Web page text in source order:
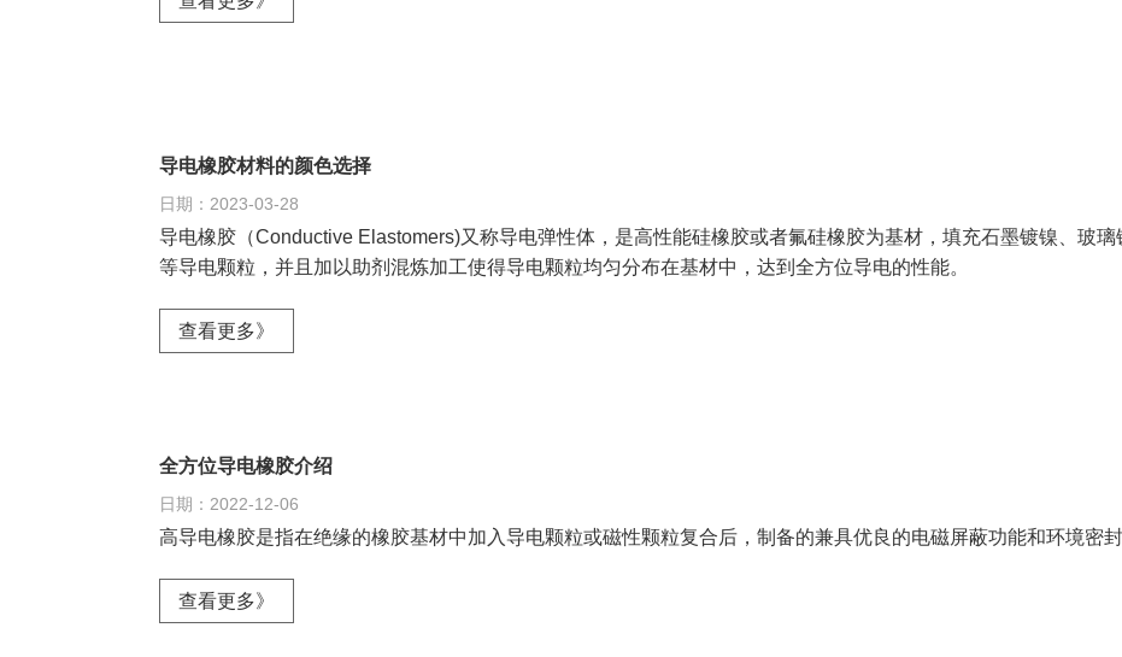
导电橡胶材料的颜色选择
日期：2023-03-28
导电橡胶（Conductive Elastomers)又称导电弹性体，是高性能硅橡胶或者氟硅橡胶为基材，填充石墨镀镍、玻
等导电颗粒，并且加以助剂混炼加工使得导电颗粒均匀分布在基材中，达到全方位导电的性能。
查看更多》
全方位导电橡胶介绍
日期：2022-12-06
高导电橡胶是指在绝缘的橡胶基材中加入导电颗粒或磁性颗粒复合后，制备的兼具优良的电磁屏蔽功能和环境密
查看更多》